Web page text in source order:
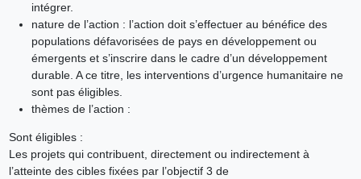
intégrer.
nature de l’action : l’action doit s’effectuer au bénéfice des
populations défavorisées de pays en développement ou
émergents et s’inscrire dans le cadre d’un développement
durable. A ce titre, les interventions d’urgence humanitaire ne
sont pas éligibles.
thèmes de l’action :
Sont éligibles :
Les projets qui contribuent, directement ou indirectement à
l’atteinte des cibles fixées par l’objectif 3 de